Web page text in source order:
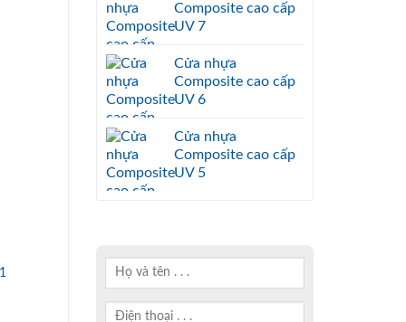
Composite cao cấp
UV 7
Cửa nhựa
Composite cao cấp
UV 6
Cửa nhựa
Composite cao cấp
UV 5